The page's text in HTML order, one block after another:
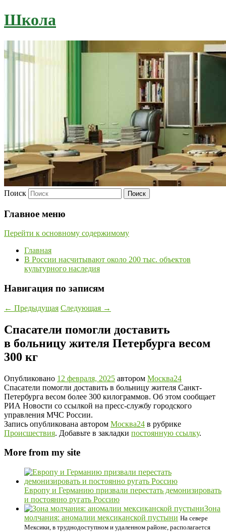
Школа
Поиск
Главное меню
Перейти к основному содержимому
Главная
В России насчитывают около 200 тыс. объектов
культурного наследия
Навигация по записям
← Предыдущая Следующая →
Спасатели помогли доставить
в больницу жителя Петербурга весом
300 кг
Опубликовано 12 февраля, 2025 автором Москва24
Спасатели помогли доставить в больницу жителя Санкт-
Петербурга весом более 300 килограммов. Об этом сообщает
РИА Новости со ссылкой на пресс-службу городского
управления МЧС России.
Запись опубликована автором Москва24 в рубрике
Происшествия. Добавьте в закладки постоянную ссылку.
More from my site
Европу и Германию призвали перестать демонизировать
и постоянно ругать Россию
Зона
молчания: аномалии мексиканской пустыни На севере
Мексики, в труднодоступном и удаленном районе, располагается